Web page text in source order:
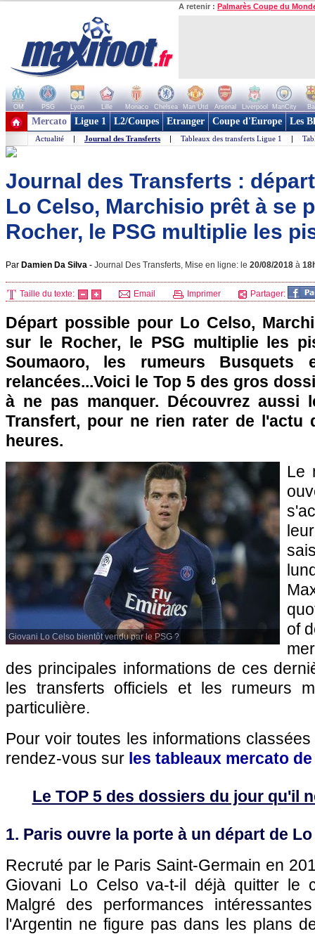
A retenir : Palmarès Coupe du
OM PSG Lyon Lille Monaco Chelsea Man Utd Arsenal Liverpool ManCity
+ de clubs
Mercato Ligue 1 L2/Coupes Etranger Coupe d'Europe Les
Actualité | Journal des Transferts | Tableaux des transferts Ligue 1 |
Journal des Transferts :
Lo Celso, Marchisio prêt à se
Rocher, le PSG multiplie les
Par Damien Da Silva - Journal Des Transferts, Mise en ligne: le 20/08/2018 à
Taille du texte: Email Imprimer Partager:
Départ possible pour Lo Celso,
sur le Rocher, le PSG multiplie les
Soumaoro, les rumeurs
relancées...Voici le Top 5 des gros
à ne pas manquer. Découvrez aussi
Transfert, pour ne rien rater de l'actu
heures.
Giovani Lo Celso bientôt vendu par le PSG ?
Le
of
des principales informations de ces
les transferts officiels et les rumeurs
particulière.
Pour voir toutes les informations
rendez-vous sur les tableaux mercato
Le TOP 5 des dossiers du jour qu'il
1. Paris ouvre la porte à un départ de
Recruté par le Paris Saint-Germain en
Giovani Lo Celso va-t-il déjà quitter le
Malgré des performances
l'Argentin ne figure pas dans les plans